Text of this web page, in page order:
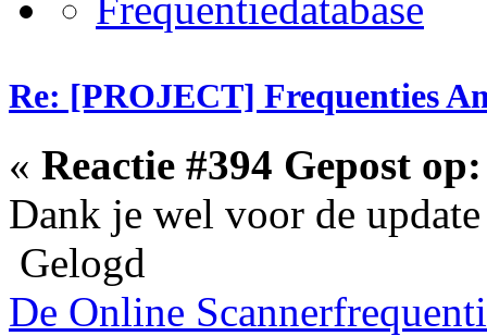
Re: [PROJECT] Frequenties
« Reactie #394 Gepost op:
Dank je wel voor de
Gelogd
De Online